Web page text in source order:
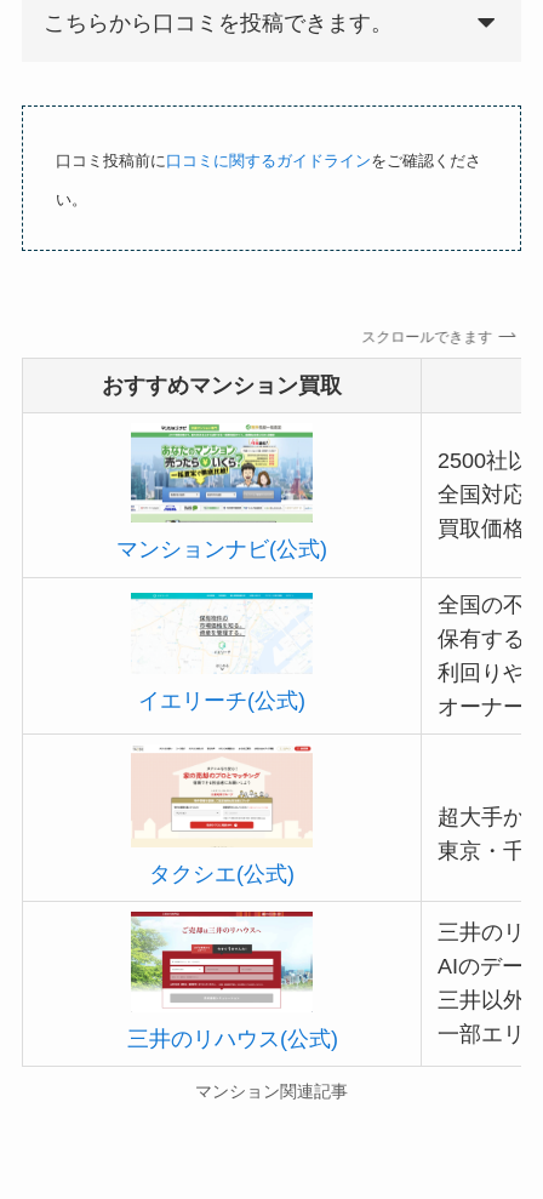
t
5
こちらから口コミを投稿できます。
口コミ投稿前に 口コミに関するガイドラインをご確認くださ
い。
スクロールできます
おすすめマンション買取
マンションナビ(公式)
2500社以
全国対応
買取価格
イエリーチ(公式)
全国の不
保有する
利回りや
オーナー
タクシエ(公式)
超大手か
東京・千
三井のリハウス(公式)
三井のリ
AIのデー
三井以外
一部エリ
マンション関連記事